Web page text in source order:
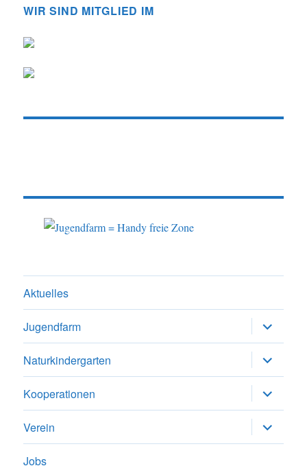
WIR SIND MITGLIED IM
Aktuelles
Jugendfarm
anzeigen
Naturkindergarten
anzeigen
Kooperationen
anzeigen
Verein
anzeigen
Jobs